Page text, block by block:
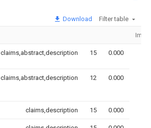
Download Filter table
claims,abstract,description 15 0.000
claims,abstract,description 12 0.000
claims,description 15 0.000